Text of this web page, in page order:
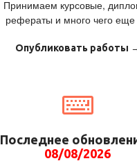
Принимаем курсовые,
рефераты и много чего еще
Опубликовать работы
Последнее
08/08/2026